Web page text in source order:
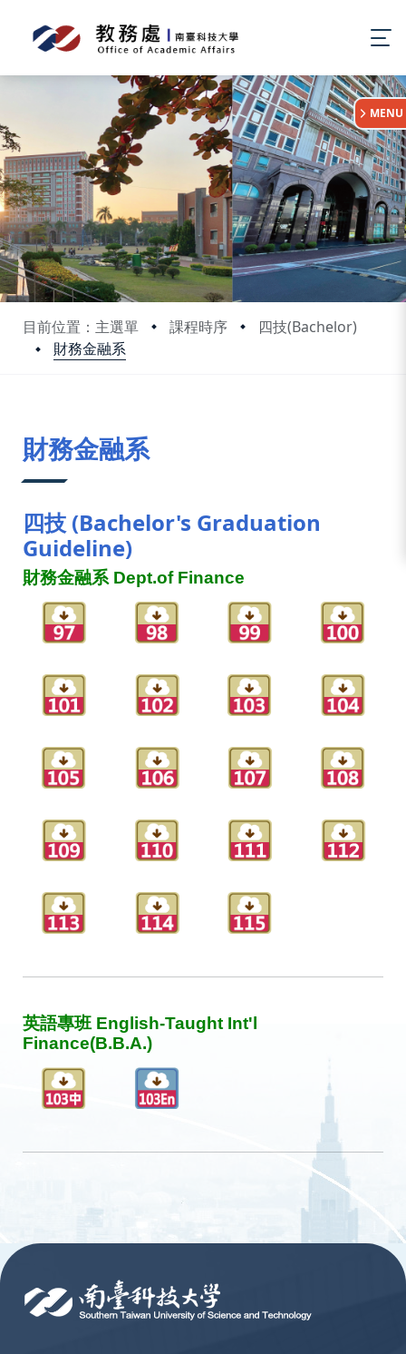
目前位置：主選單 課程時序
四技(Bachelor)
財務金融系
:::
MENU
財務金融系
四技 (Bachelor's Graduation
Guideline)
財務金融系 Dept.of Finance
英語專班 English-Taught Int'l
Finance(B.B.A.)